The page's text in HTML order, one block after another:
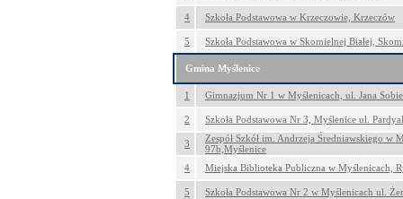
4 Szkoła Podstawowa w Krzeczowie, Krzeczów
5 Szkoła Podstawowa w Skomielnej Białej,
Gmina Myślenice
1 Gimnazjum Nr 1 w Myślenicach, ul. Jana
2 Szkoła Podstawowa Nr 3, Myślenice ul.
3
Zespół Szkół im. Andrzeja Średniawskiego w
97b,Myślenice
4
Miejska Biblioteka Publiczna w Myślenicach,
5 Szkoła Podstawowa Nr 2 w Myślenicach ul.